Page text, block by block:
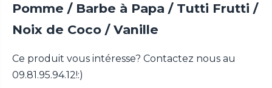
Pomme / Barbe à Papa / Tutti Frutti /
Noix de Coco / Vanille
Ce produit vous intéresse? Contactez nous au
09.81.95.94.12!:)